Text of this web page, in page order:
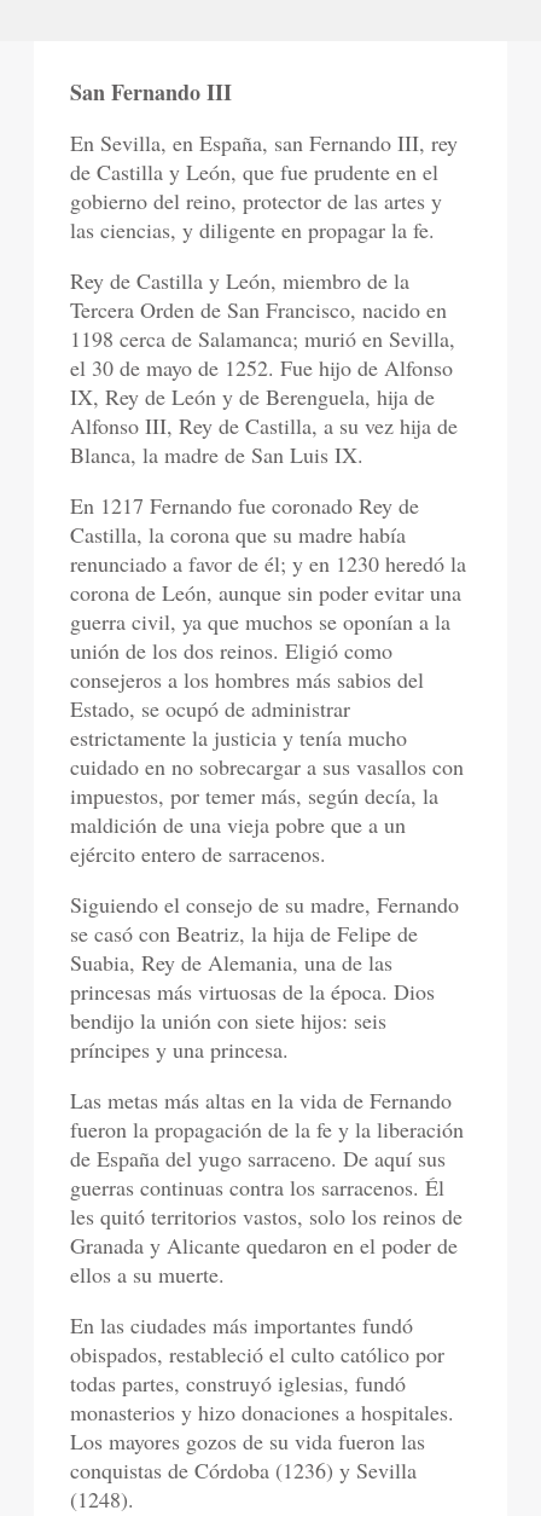
San Fernando III
En Sevilla, en España, san Fernando III, rey
de Castilla y León, que fue prudente en el
gobierno del reino, protector de las artes y
las ciencias, y diligente en propagar la fe.
Rey de Castilla y León, miembro de la
Tercera Orden de San Francisco, nacido en
1198 cerca de Salamanca; murió en Sevilla,
el 30 de mayo de 1252. Fue hijo de Alfonso
IX, Rey de León y de Berenguela, hija de
Alfonso III, Rey de Castilla, a su vez hija de
Blanca, la madre de San Luis IX.
En 1217 Fernando fue coronado Rey de
Castilla, la corona que su madre había
renunciado a favor de él; y en 1230 heredó la
corona de León, aunque sin poder evitar una
guerra civil, ya que muchos se oponían a la
unión de los dos reinos. Eligió como
consejeros a los hombres más sabios del
Estado, se ocupó de administrar
estrictamente la justicia y tenía mucho
cuidado en no sobrecargar a sus vasallos con
impuestos, por temer más, según decía, la
maldición de una vieja pobre que a un
ejército entero de sarracenos.
Siguiendo el consejo de su madre, Fernando
se casó con Beatriz, la hija de Felipe de
Suabia, Rey de Alemania, una de las
princesas más virtuosas de la época. Dios
bendijo la unión con siete hijos: seis
príncipes y una princesa.
Las metas más altas en la vida de Fernando
fueron la propagación de la fe y la liberación
de España del yugo sarraceno. De aquí sus
guerras continuas contra los sarracenos. Él
les quitó territorios vastos, solo los reinos de
Granada y Alicante quedaron en el poder de
ellos a su muerte.
En las ciudades más importantes fundó
obispados, restableció el culto católico por
todas partes, construyó iglesias, fundó
monasterios y hizo donaciones a hospitales.
Los mayores gozos de su vida fueron las
conquistas de Córdoba (1236) y Sevilla
(1248).